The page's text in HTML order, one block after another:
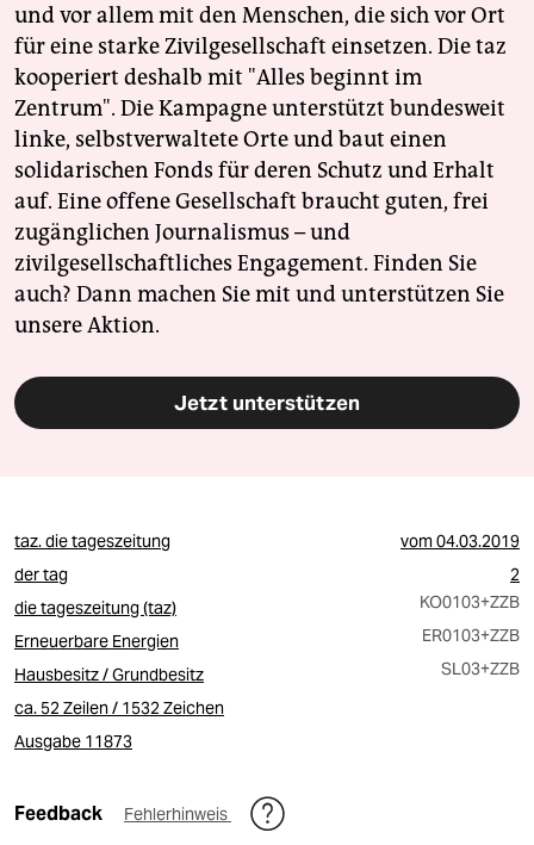
und vor allem mit den Menschen, die sich vor Ort
für eine starke Zivilgesellschaft einsetzen. Die taz
kooperiert deshalb mit "Alles beginnt im
Zentrum". Die Kampagne unterstützt bundesweit
linke, selbstverwaltete Orte und baut einen
solidarischen Fonds für deren Schutz und Erhalt
auf. Eine offene Gesellschaft braucht guten, frei
zugänglichen Journalismus – und
zivilgesellschaftliches Engagement. Finden Sie
auch? Dann machen Sie mit und unterstützen Sie
unsere Aktion.
Jetzt unterstützen
taz. die tageszeitung vom04.03.2019
der tag
2
die tageszeitung (taz)
KO0103+ZZB
Erneuerbare Energien
ER0103+ZZB
Hausbesitz / Grundbesitz
SL03+ZZB
ca. 52 Zeilen / 1532 Zeichen
Ausgabe 11873
Feedback Fehlerhinweis